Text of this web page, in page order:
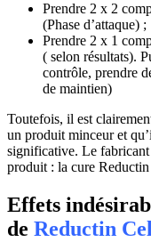
Prendre 2 x 2
(Phase d’attaque) ;
Prendre 2 x 1
( selon résultats).
contrôle, prendre
de maintien)
Toutefois, il est
un produit minceur et
significative. Le fabricant
produit : la cure
Effets
de Reductin